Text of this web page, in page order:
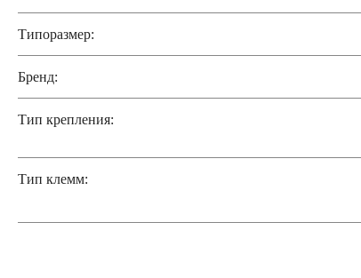
Типоразмер:
Бренд:
Тип крепления:
Тип клемм: